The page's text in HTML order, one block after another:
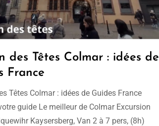
des Têtes Colmar : idées de
France
Têtes Colmar : idées de Guides France
guide Le meilleur de Colmar Excursion
Kaysersberg, Van 2 à 7 pers, (8h)